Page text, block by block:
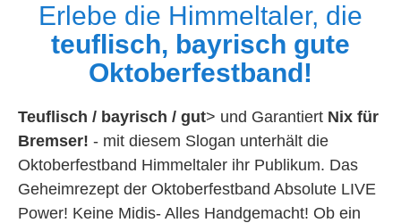
Erlebe die Himmeltaler, die
teuflisch, bayrisch gute
Oktoberfestband!
Teuflisch / bayrisch / gut> und Garantiert Nix für
Bremser! - mit diesem Slogan unterhält die
Oktoberfestband Himmeltaler ihr Publikum. Das
Geheimrezept der Oktoberfestband Absolute LIVE
Power! Keine Midis- Alles Handgemacht! Ob ein